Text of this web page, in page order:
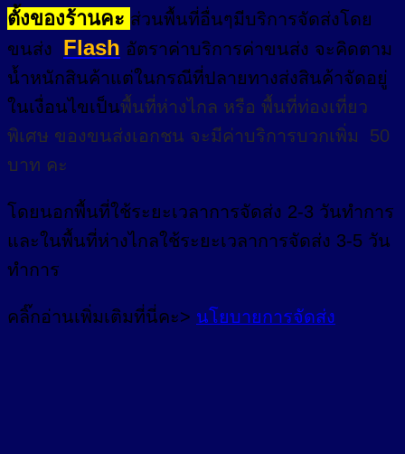
ตั้งของร้านคะ ส่วนพื้นที่อื่นๆมีบริการจัดส่งโดย
ขนส่ง Flash อัตราค่าบริการค่าขนส่ง จะคิดตาม
น้ำหนักสินค้าแต่ในกรณีที่ปลายทางส่งสินค้าจัดอยู่
ในเงื่อนไขเป็นพื้นที่ห่างไกล หรือ พื้นที่ท่องเที่ยว
พิเศษ ของขนส่งเอกชน จะมีค่าบริการบวกเพิ่ม 50
บาท คะ
โดยนอกพื้นที่ใช้ระยะเวลาการจัดส่ง 2-3 วันทำการ
และในพื้นที่ห่างไกลใช้ระยะเวลาการจัดส่ง 3-5 วัน
ทำการ
คลิ๊กอ่านเพิ่มเติมที่นี่คะ> นโยบายการจัดส่ง